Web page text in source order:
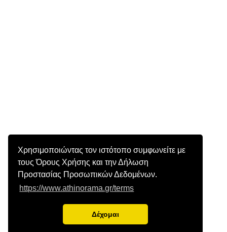
Χρησιμοποιώντας τον ιστότοπο συμφωνείτε με
τους Όρους Χρήσης και την Δήλωση
Προστασίας Προσωπικών Δεδομένων.
https://www.athinorama.gr/terms
Δέχομαι